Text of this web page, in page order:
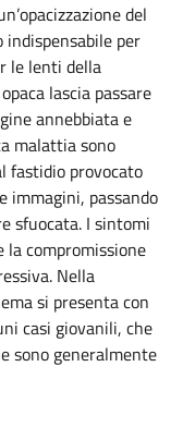
del
indispensabile per
le lenti della
lascia passare
annebbiata e
malattia sono
fastidio provocato
immagini, passando
sfuocata. I sintomi
la compromissione
Nella
si presenta con
casi giovanili, che
sono generalmente